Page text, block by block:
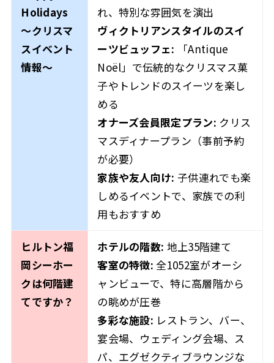
Holidays
～クリスマ
スイベント
情報～
れ、特別な雰囲気を演出
ヴィクトリアンスタイルのスイ
ーツビュッフェ: 「Antique
Noël」で伝統的なクリスマス菓
子やトレンドのスイーツを楽し
める
オナーズ会員限定プラン: クリス
マスディナープラン（事前予約
が必要）
家族や友人向け: 子供連れでも楽
しめるイベントで、家族での利
用もおすすめ
ヒルトン福
岡シーホー
クは何階建
てですか？
ホテルの階数: 地上35階建て
客室の特徴: 全1052室がオーシ
ャンビューで、特に高層階から
の眺めが圧巻
多彩な施設: レストラン、バー、
宴会場、ウェディング会場、ス
パ、エグゼクティブラウンジな